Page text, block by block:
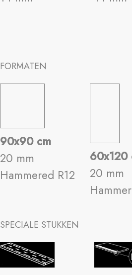
FORMATEN
90x90 cm
20 mm
Hammered R12
60x120
20 mm
SPECIALE STUKKEN